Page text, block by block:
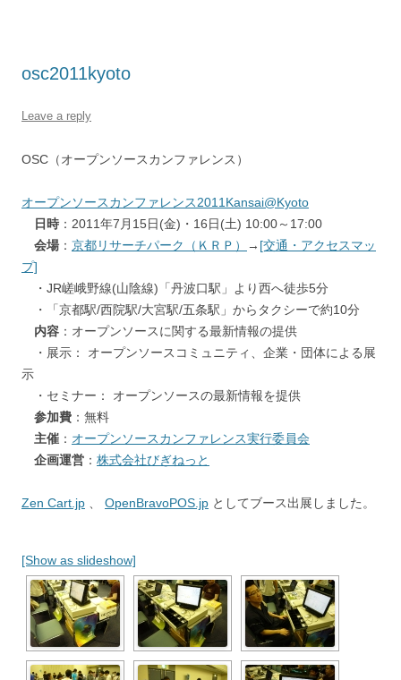
osc2011kyoto
Leave a reply
OSC（オープンソースカンファレンス）
オープンソースカンファレンス2011Kansai@Kyoto
日時 ：2011年7月15日(金)・16日(土) 10:00～17:00
会場 ： 京都リサーチパーク（ＫＲＰ） → [交通・アクセスマッ
プ]
・JR嵯峨野線(山陰線)「丹波口駅」より西へ徒歩5分
・「京都駅/西院駅/大宮駅/五条駅」からタクシーで約10分
内容 ：オープンソースに関する最新情報の提供
・展示： オープンソースコミュニティ、企業・団体による展
示
・セミナー： オープンソースの最新情報を提供
参加費 ：無料
主催 ： オープンソースカンファレンス実行委員会
企画運営 ： 株式会社びぎねっと
Zen Cart.jp OpenBravoPOS.jp としてブース出展しました。
[Show as slideshow]